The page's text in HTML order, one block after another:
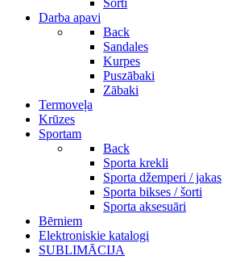
Šorti
Darba apavi
Back
Sandales
Kurpes
Puszābaki
Zābaki
Termoveļa
Krūzes
Sportam
Back
Sporta krekli
Sporta džemperi / jakas
Sporta bikses / šorti
Sporta aksesuāri
Bērniem
Elektroniskie katalogi
SUBLIMĀCIJA